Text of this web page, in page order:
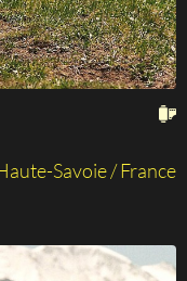
Savoie / France